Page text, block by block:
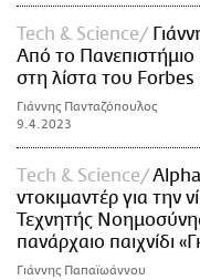
Tech & Science
Από το
στη λίστα του Forbes
Γιάννης Πανταζόπουλος
9.4.2023
Τech & Science
ντοκιμαντέρ για την
Τεχνητής
πανάρχαιο παιχνίδι
Γιάννης Παπαϊωάννου